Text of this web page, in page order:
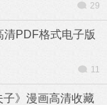
29
清PDF格式电子版
11
》漫画高清收藏